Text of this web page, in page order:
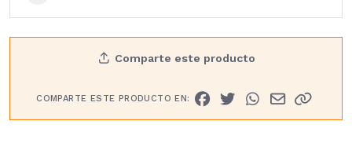
Comparte este producto
COMPARTE ESTE PRODUCTO EN: